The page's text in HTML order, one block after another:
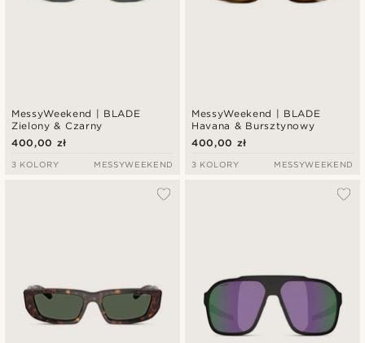
MessyWeekend | BLADE
Zielony & Czarny
400,00 zł
3 KOLORY MESSYWEEKEND
MessyWeekend | BLADE
Havana & Bursztynowy
400,00 zł
3 KOLORY MESSYWEEKEND